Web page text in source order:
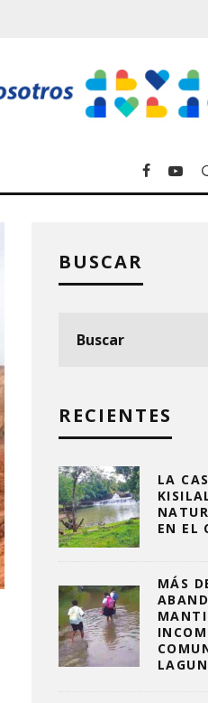
BUSCAR
RECIENTES
LA
EN EL
MÁS